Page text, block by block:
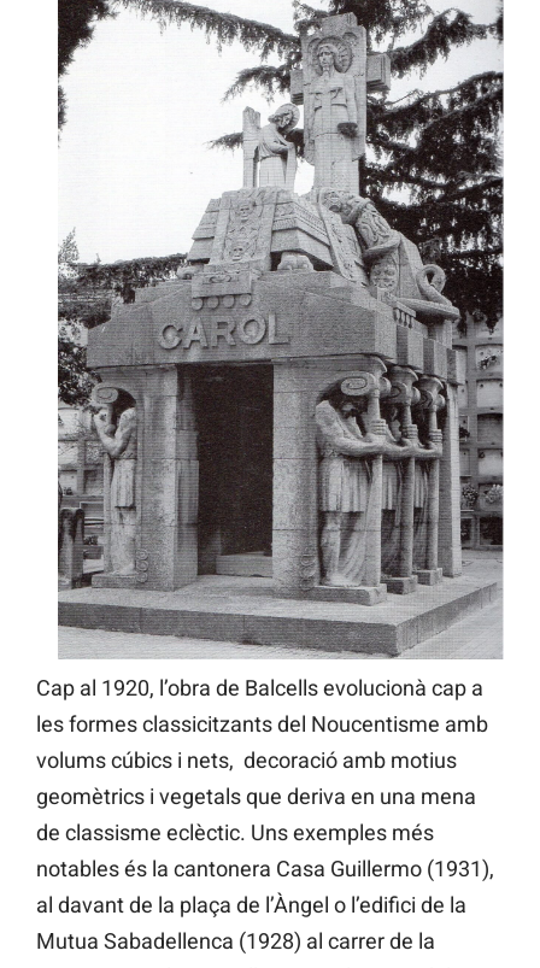
Cap al 1920, l’obra de Balcells evolucionà cap a
les formes classicitzants del Noucentisme amb
volums cúbics i nets, decoració amb motius
geomètrics i vegetals que deriva en una mena
de classisme eclèctic. Uns exemples més
notables és la cantonera Casa Guillermo (1931),
al davant de la plaça de l’Àngel o l’edifici de la
Mutua Sabadellenca (1928) al carrer de la